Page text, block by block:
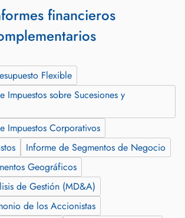
financieros
Flexible
Impuestos sobre Sucesiones y
Impuestos Corporativos
Informe de Segmentos de Negocio
Geográficos
de Gestión (MD&A)
de los Accionistas